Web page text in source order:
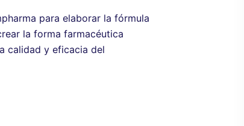
para elaborar la fórmula
la forma farmacéutica
calidad y eficacia del